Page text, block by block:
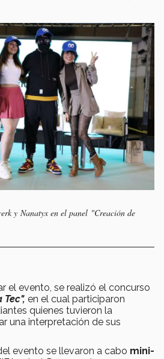
y Nanatyx en el panel "Creación de
el evento, se realizó el concurso
Tec", en el cual participaron
quienes tuvieron la
una interpretación de sus
evento se llevaron a cabo mini-